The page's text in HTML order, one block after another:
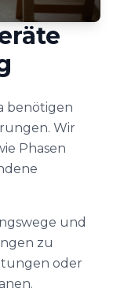
benötigen
Wir
Phasen
und
zu
oder